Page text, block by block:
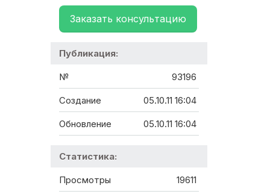
Заказать консультацию
Публикация:
№ 93196
Создание 05.10.11 16:04
Обновление 05.10.11 16:04
Статистика:
Просмотры 19611